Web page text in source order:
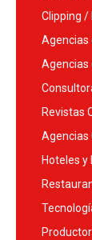
Clipping /
Agencias
Agencias
Revistas
Agencias
Hoteles y